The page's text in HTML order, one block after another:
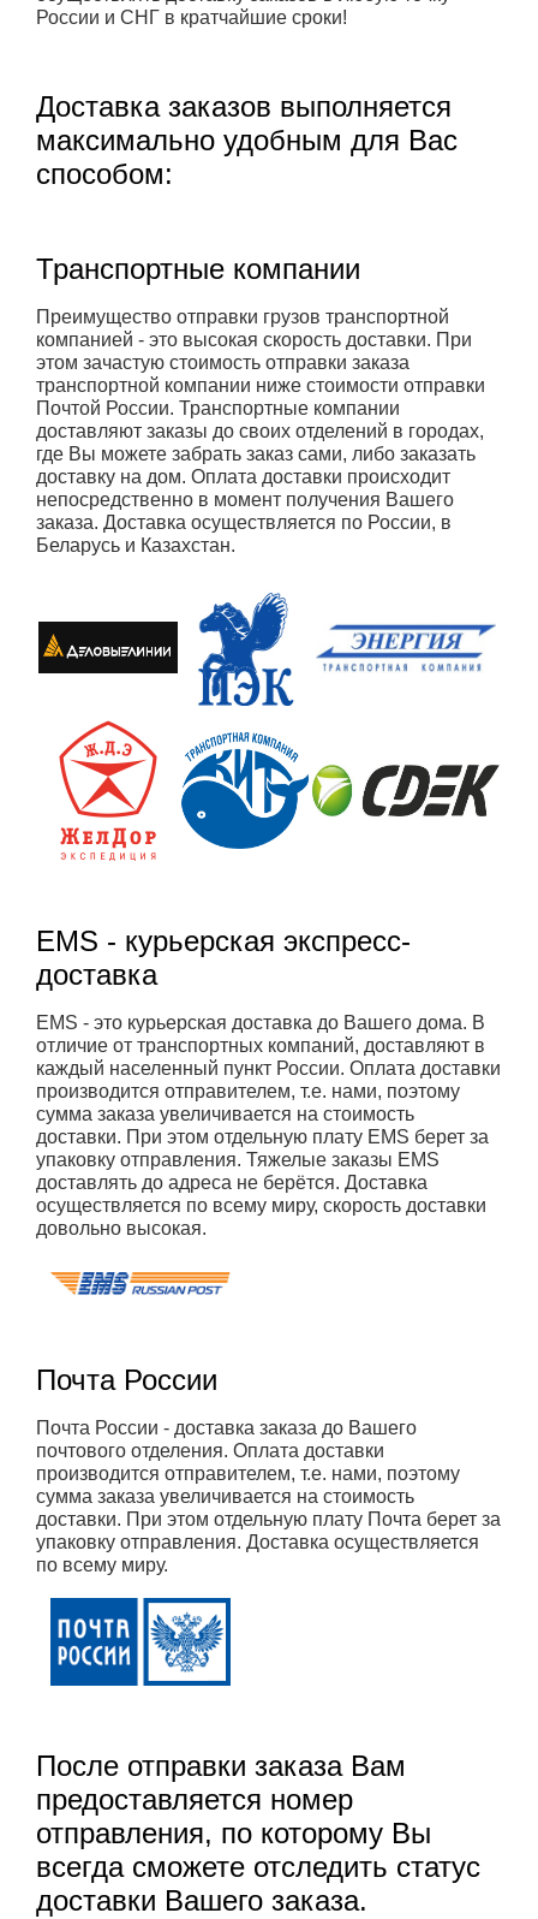
России и СНГ в кратчайшие сроки!
Доставка заказов выполняется
максимально удобным для Вас
способом:
Транспортные компании
Преимущество отправки грузов транспортной
компанией - это высокая скорость доставки. При
этом зачастую стоимость отправки заказа
транспортной компании ниже стоимости отправки
Почтой России. Транспортные компании
доставляют заказы до своих отделений в городах,
где Вы можете забрать заказ сами, либо заказать
доставку на дом. Оплата доставки происходит
непосредственно в момент получения Вашего
заказа. Доставка осуществляется по России, в
Беларусь и Казахстан.
EMS - курьерская экспресс-
доставка
EMS - это курьерская доставка до Вашего дома. В
отличие от транспортных компаний, доставляют в
каждый населенный пункт России. Оплата доставки
производится отправителем, т.е. нами, поэтому
сумма заказа увеличивается на стоимость
доставки. При этом отдельную плату EMS берет за
упаковку отправления. Тяжелые заказы EMS
доставлять до адреса не берётся. Доставка
осуществляется по всему миру, скорость доставки
довольно высокая.
Почта России
Почта России - доставка заказа до Вашего
почтового отделения. Оплата доставки
производится отправителем, т.е. нами, поэтому
сумма заказа увеличивается на стоимость
доставки. При этом отдельную плату Почта берет за
упаковку отправления. Доставка осуществляется
по всему миру.
После отправки заказа Вам
предоставляется номер
отправления, по которому Вы
всегда сможете отследить статус
доставки Вашего заказа.